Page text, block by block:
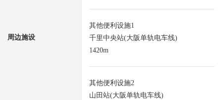
周边施设
其他便利设施1
千里中央站(大阪单轨电车线)
1420m
其他便利设施2
山田站(大阪单轨电车线)